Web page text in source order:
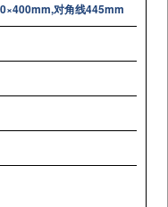
×400mm,对角线445mm